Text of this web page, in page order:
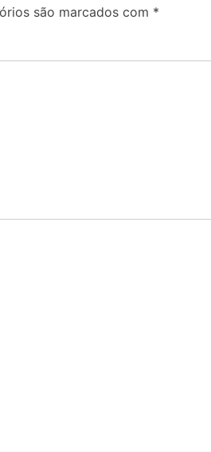
são marcados com *